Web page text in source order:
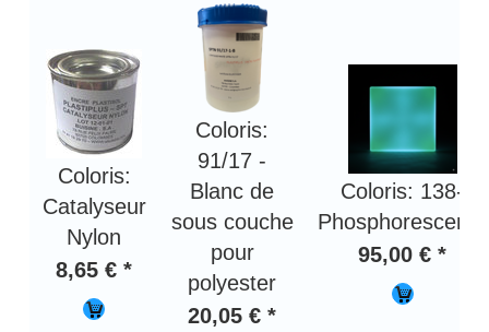
Coloris:
Catalyseur
Nylon
8,65 € *
Coloris:
91/17 -
Blanc de
sous couche
pour
polyester
20,05 € *
Coloris: 138-
Phosphorescente
95,00 € *